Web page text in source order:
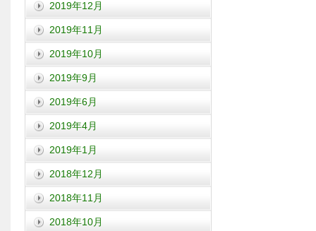
2019年12月
2019年11月
2019年10月
2019年9月
2019年6月
2019年4月
2019年1月
2018年12月
2018年11月
2018年10月